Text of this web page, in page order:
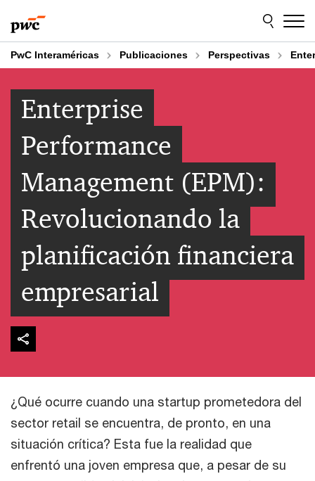
to
content
to
footer
PwC Interaméricas Publicaciones Perspectivas
Enterprise
Performance
Management (EPM):
Revolucionando la
planificación financiera
empresarial
¿Qué ocurre cuando una startup prometedora del
sector retail se encuentra, de pronto, en una
situación crítica? Esta fue la realidad que
enfrentó una joven empresa que, a pesar de su